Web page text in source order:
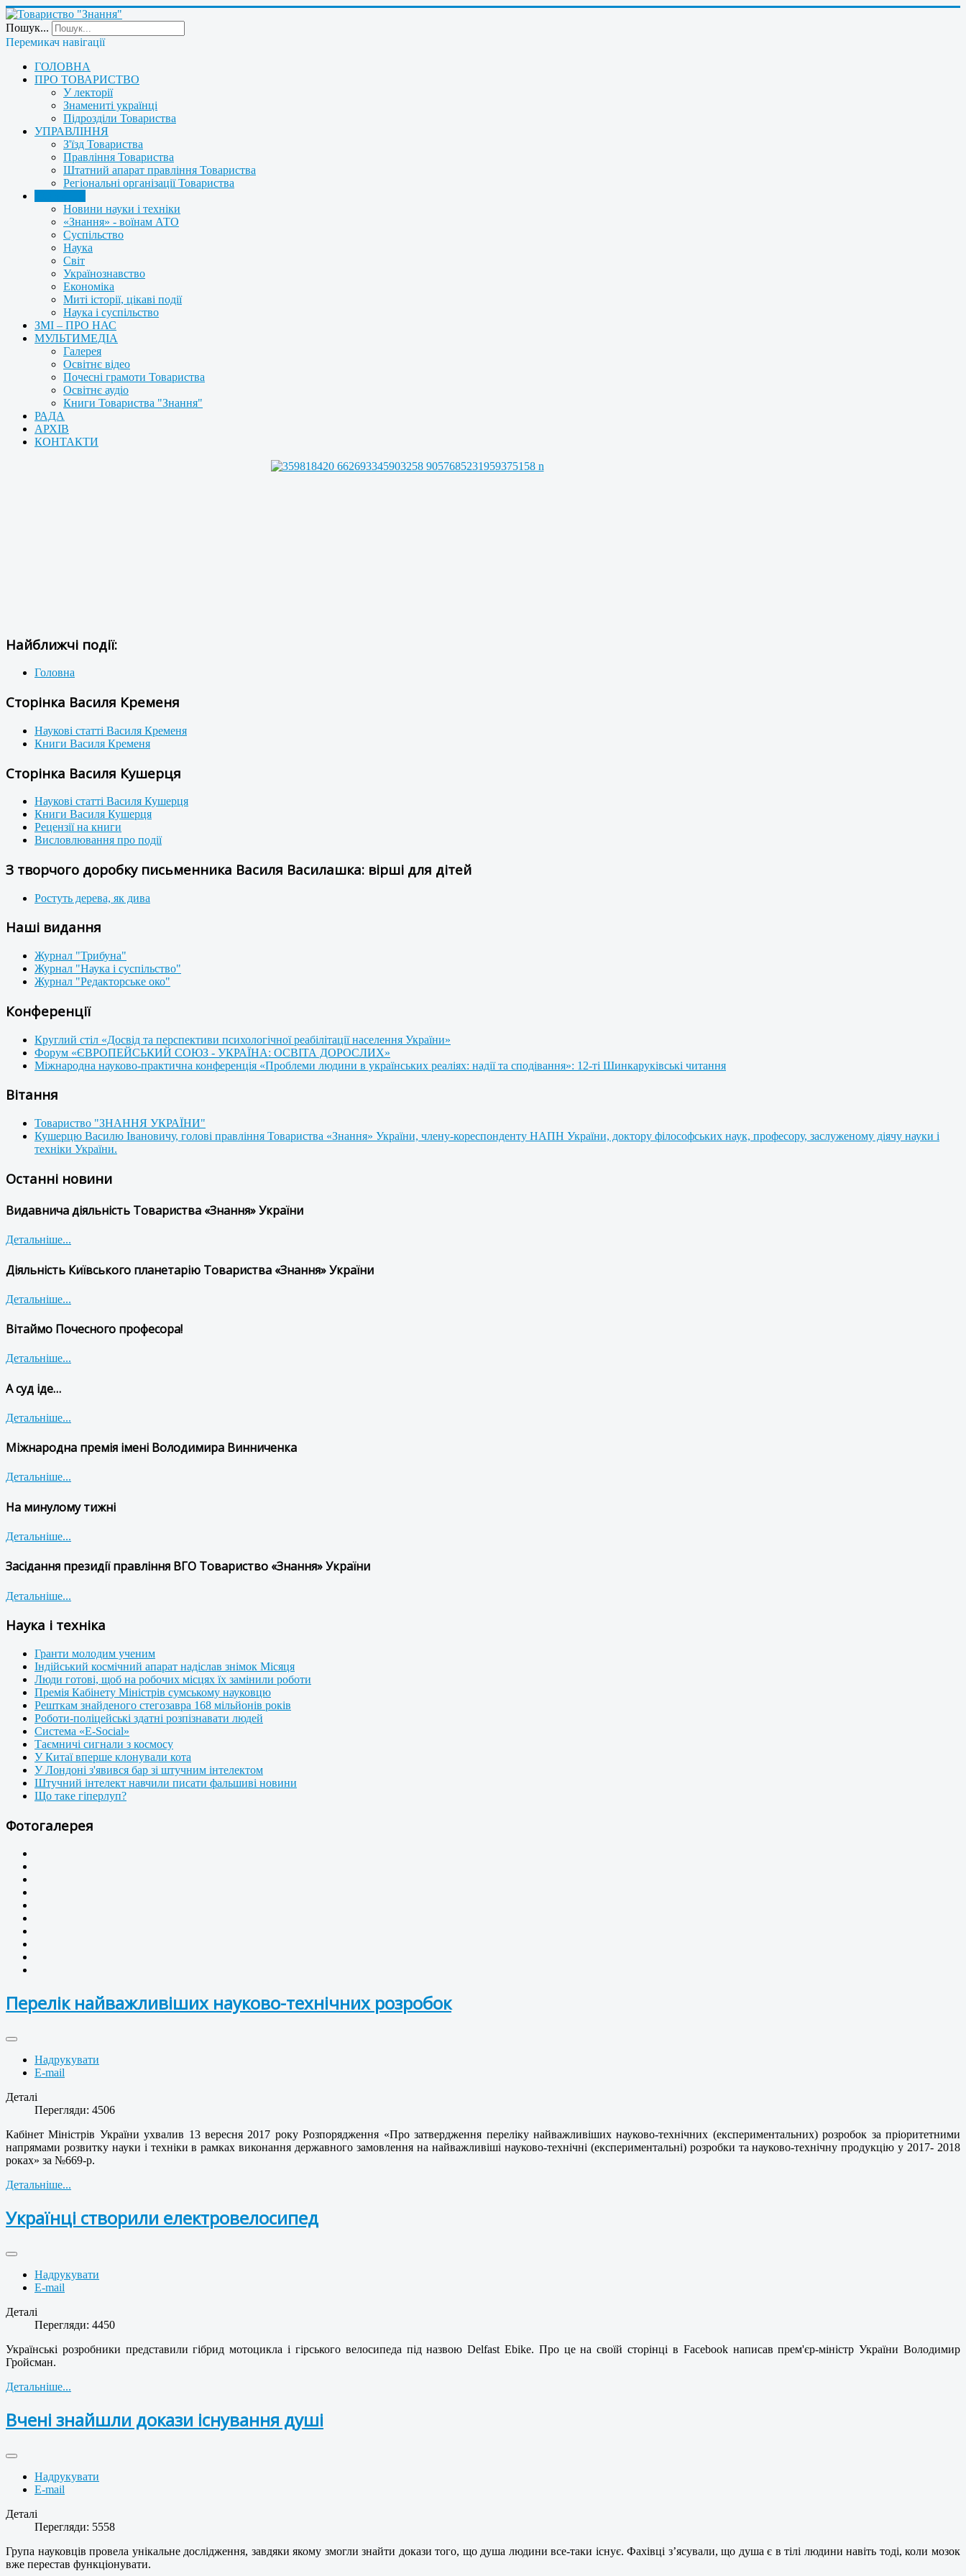
Пошук...
Перемикач навігації
ГОЛОВНА
ПРО ТОВАРИСТВО
У лекторії
Знамениті українці
Підрозділи Товариства
УПРАВЛІННЯ
З'їзд Товариства
Правління Товариства
Штатний апарат правління Товариства
Регіональні організації Товариства
Новини науки і техніки
«Знання» - воїнам АТО
Суспільство
Наука
Світ
Українознавство
Економіка
Миті історії, цікаві події
Наука і суспільство
ЗМІ – ПРО НАС
МУЛЬТИМЕДІА
Галерея
Освітнє відео
Почесні грамоти Товариства
Освітнє аудіо
Книги Товариства "Знання"
РАДА
АРХІВ
КОНТАКТИ
Найближчі події:
Головна
Сторінка Василя Кременя
Наукові статті Василя Кременя
Книги Василя Кременя
Сторінка Василя Кушерця
Наукові статті Василя Кушерця
Книги Василя Кушерця
Рецензії на книги
Висловлювання про події
З творчого доробку письменника Василя Василашка: вірші для дітей
Ростуть дерева, як дива
Наші видання
Журнал "Трибуна"
Журнал "Наука і суспільство"
Журнал "Редакторське око"
Конференції
Круглий стіл «Досвід та перспективи психологічної реабілітації населення України»
Форум «ЄВРОПЕЙСЬКИЙ СОЮЗ - УКРАЇНА: ОСВІТА ДОРОСЛИХ»
Міжнародна науково-практична конференція «Проблеми людини в українських реаліях: надії та сподівання»: 12-ті Шинкаруківські читання
Вітання
Товариство "ЗНАННЯ УКРАЇНИ"
Кушерцю Василю Івановичу, голові правління Товариства «Знання» України, члену-кореспонденту НАПН України, доктору філософських наук, професору, заслуженому діячу науки і
техніки України.
Останні новини
Видавнича діяльність Товариства «Знання» України
Детальніше...
Діяльність Київського планетарію Товариства «Знання» України
Детальніше...
Вітаймо Почесного професора!
Детальніше...
А суд іде…
Детальніше...
Міжнародна премія імені Володимира Винниченка
Детальніше...
На минулому тижні
Детальніше...
Засідання президії правління ВГО Товариство «Знання» України
Детальніше...
Наука і техніка
Гранти молодим ученим
Індійський космічний апарат надіслав знімок Місяця
Люди готові, щоб на робочих місцях їх замінили роботи
Премія Кабінету Міністрів сумському науковцю
Решткам знайденого стегозавра 168 мільйонів років
Роботи-поліцейські здатні розпізнавати людей
Система «E-Social»
Таємничі сигнали з космосу
У Китаї вперше клонували кота
У Лондоні з'явився бар зі штучним інтелектом
Штучний інтелект навчили писати фальшиві новини
Що таке гіперлуп?
Фотогалерея
Перелік найважливіших науково-технічних розробок
Надрукувати
E-mail
Деталі
Перегляди: 4506
Кабінет Міністрів України ухвалив 13 вересня 2017 року Розпорядження «Про затвердження переліку найважливіших науково-технічних (експериментальних) розробок за пріоритетними
напрямами розвитку науки і техніки в рамках виконання державного замовлення на найважливіші науково-технічні (експериментальні) розробки та науково-технічну продукцію у 2017- 2018
роках» за №669-р.
Детальніше...
Українці створили електровелосипед
Надрукувати
E-mail
Деталі
Перегляди: 4450
Українські розробники представили гібрид мотоцикла і гірського велосипеда під назвою Delfast Ebike. Про це на своїй сторінці в Facebook написав прем'єр-міністр України Володимир
Гройсман.
Детальніше...
Вчені знайшли докази існування душі
Надрукувати
E-mail
Деталі
Перегляди: 5558
Група науковців провела унікальне дослідження, завдяки якому змогли знайти докази того, що душа людини все-таки існує. Фахівці з’ясували, що душа є в тілі людини навіть тоді, коли мозок
вже перестав функціонувати.